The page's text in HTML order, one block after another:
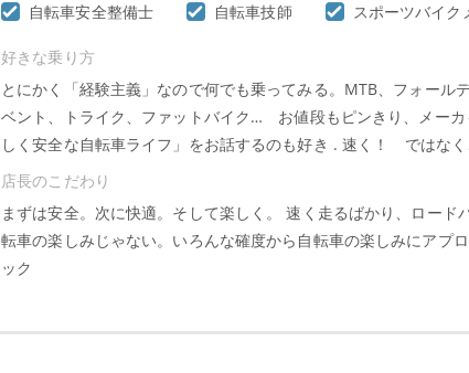
好きな乗り方
とにかく「経験主義」なので何でも乗ってみる。MTB、フォール
ベント、トライク、ファットバイク… お値段もピンきり、メー
しく安全な自転車ライフ」をお話するのも好き . 速く！ ではな
店長のこだわり
まずは安全。次に快適。そして楽しく。 速く走るばかり、ロード
転車の楽しみじゃない。いろんな確度から自転車の楽しみにアプ
ック
自転車安全整備士
自転車技師 スポーツバイク